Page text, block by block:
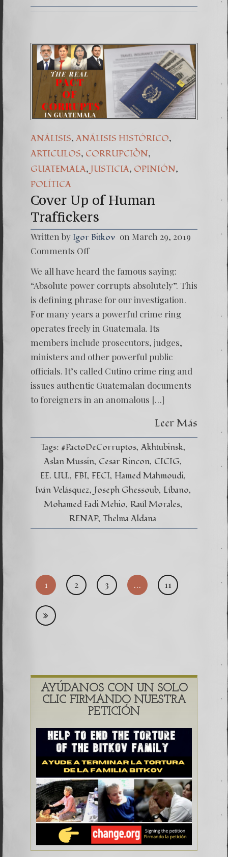
ANÁLISIS, ANÁLISIS HISTÓRICO,
ARTICULOS, CORRUPCIÒN,
GUATEMALA, JUSTICIA, OPINIÓN,
POLÍTICA
Cover Up of Human
Traffickers
Written by Igor Bitkov on March 29, 2019
Comments Off
Human
We all have heard the famous saying:
“Absolute power corrupts absolutely”. This
is defining phrase for our investigation.
For many years a powerful crime ring
operates freely in Guatemala. Its
members include prosecutors, judges,
ministers and other powerful public
officials. It’s called Cutino crime ring and
issues authentic Guatemalan documents
to foreigners in an anomalous […]
Leer Más
Tags: #PactoDeCorruptos Akhtubinsk
Aslan Mussin Cesar Rincon CICIG
EE. UU. FBI FECI Hamed Mahmoudi
Iván Velásquez Joseph Ghessoub Líbano
Mohamed Fadi Mehio Raúl Morales
RENAP Thelma Aldana
1 2 3 … 11
AYÚDANOS CON UN SOLO
CLIC FIRMANDO NUESTRA
PETICIÓN